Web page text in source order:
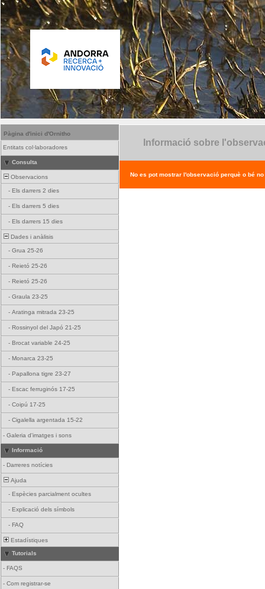
Pàgina d'inici d'Ornitho
Entitats col·laboradores
Consulta
Observacions
- Els darrers 2 dies
- Els darrers 5 dies
- Els darrers 15 dies
Dades i anàlisis
- Grua 25-26
- Reietó 25-26
- Reietó 25-26
- Graula 23-25
- Aratinga mitrada 23-25
- Rossinyol del Japó 21-25
- Brocat variable 24-25
- Monarca 23-25
- Papallona tigre 23-27
- Escac ferruginós 17-25
- Coipú 17-25
- Cigalella argentada 15-22
- Galeria d'imatges i sons
Informació
- Darreres notícies
Ajuda
- Espècies parcialment ocultes
- Explicació dels símbols
- FAQ
Estadístiques
Tutorials
- FAQS
- Com registrar-se
Informació sobre
No es pot mostrar l'observació perquè o bé